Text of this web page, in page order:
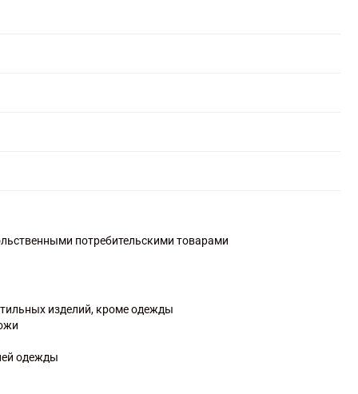
потребительскими товарами
изделий, кроме одежды
одежды
или на договорной основе